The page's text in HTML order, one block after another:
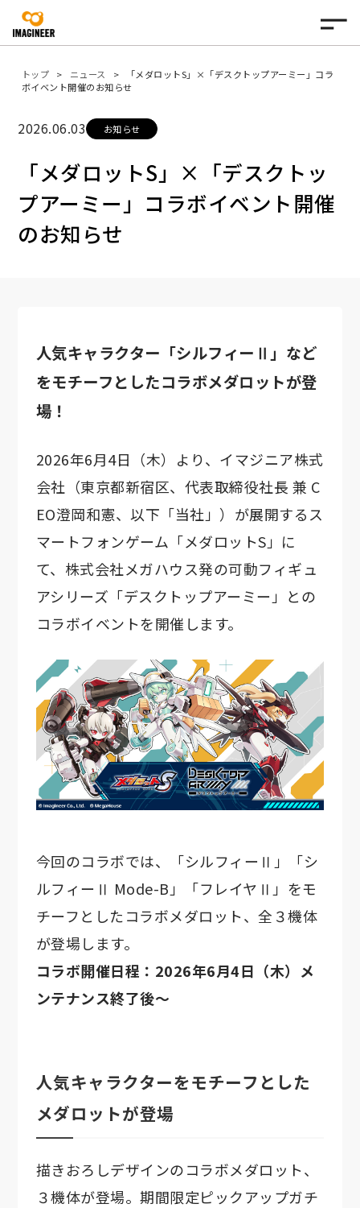
トップ ニュース
「メダロットS」×「デスクトップアーミー」コラ
ボイベント開催のお知らせ
2026.06.03 お知らせ
「メダロットS」×「デスクトッ
プアーミー」コラボイベント開催
のお知らせ
人気キャラクター「シルフィーⅡ」など
をモチーフとしたコラボメダロットが登
場！
2026年6月4日（木）より、イマジニア株式
会社（東京都新宿区、代表取締役社長 兼 C
EO澄岡和憲、以下「当社」）が展開するス
マートフォンゲーム「メダロットS」に
て、株式会社メガハウス発の可動フィギュ
アシリーズ「デスクトップアーミー」との
コラボイベントを開催します。
今回のコラボでは、「シルフィーⅡ」「シ
ルフィーⅡ Mode-B」「フレイヤⅡ」をモ
チーフとしたコラボメダロット、全３機体
が登場します。
コラボ開催日程：2026年6月4日（木）メ
ンテナンス終了後～
人気キャラクターをモチーフとした
メダロットが登場
描きおろしデザインのコラボメダロット、
３機体が登場。期間限定ピックアップガチ